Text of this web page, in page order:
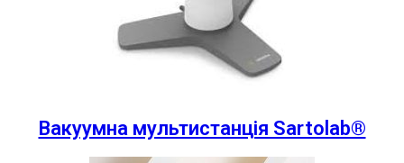
Вакуумна мультистанція Sartolab®